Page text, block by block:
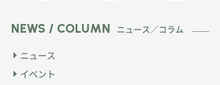
NEWS / COLUMN ニュース／コラム
ニュース
イベント